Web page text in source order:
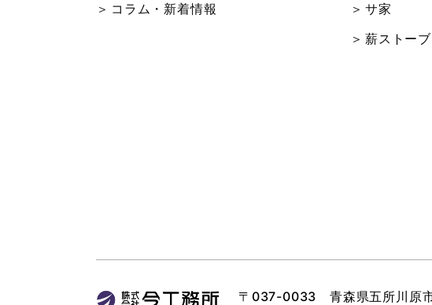
コラム・新着情報
サ家
薪ストーブ
〒037-0033 青森県五所川原